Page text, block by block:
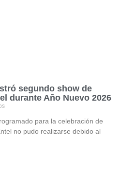
segundo show de
durante Año Nuevo 2026
para la celebración de
no pudo realizarse debido al